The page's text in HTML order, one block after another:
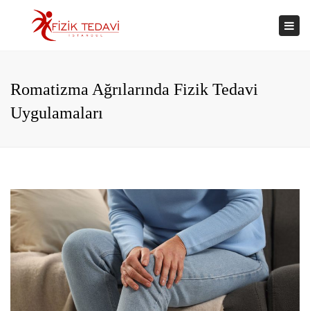
Romatizma Ağrılarında Fizik Tedavi
Uygulamaları